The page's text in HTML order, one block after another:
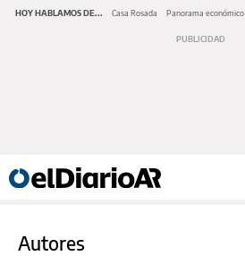
HOY HABLAMOS DE... Casa Rosada Panorama económico
Autores